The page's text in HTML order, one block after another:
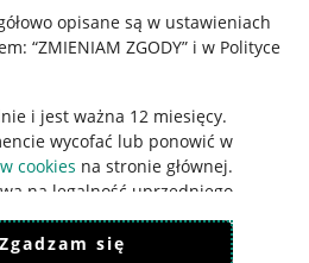
opisane są w ustawieniach
“ZMIENIAM ZGODY” i w Polityce
i jest ważna 12 miesięcy.
wycofać lub ponowić w
cookies na stronie głównej.
na legalność uprzedniego
Zgadzam się